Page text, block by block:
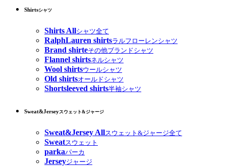
Shirtsシャツ
Shirts Allシャツ全て
RalphLauren shirtsラルフローレンシャツ
Brand shirteその他ブランドシャツ
Flannel shirtsネルシャツ
Wool shirtsウールシャツ
Old shirtsオールドシャツ
Shortsleeved shirts半袖シャツ
Sweat&Jerseyスウェット&ジャージ
Sweat&Jersey Allスウェット&ジャージ全て
Sweatスウェット
parkaパーカ
Jerseyジャージ